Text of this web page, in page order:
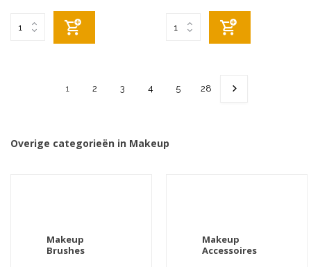
1 2 3 4 5 28
Overige categorieën in Makeup
Makeup
Brushes
Makeup
Accessoires